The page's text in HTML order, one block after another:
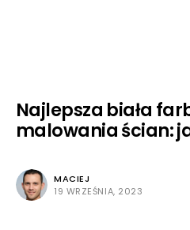
Najlepsza biała
malowania ścian:
MACIEJ
19 WRZEŚNIA, 2023